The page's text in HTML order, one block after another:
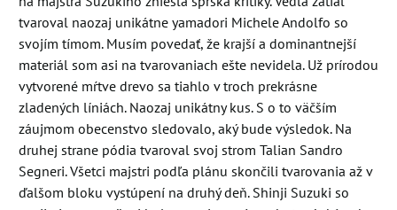
tvaroval naozaj unikátne yamadori Michele Andolfo so
svojím tímom. Musím povedať, že krajší a dominantnejší
materiál som asi na tvarovaniach ešte nevidela. Už prírodou
vytvorené mŕtve drevo sa tiahlo v troch prekrásne
zladených líniách. Naozaj unikátny kus. S o to väčším
záujmom obecenstvo sledovalo, aký bude výsledok. Na
druhej strane pódia tvaroval svoj strom Talian Sandro
Segneri. Všetci majstri podľa plánu skončili tvarovania až v
ďalšom bloku vystúpení na druhý deň. Shinji Suzuki so